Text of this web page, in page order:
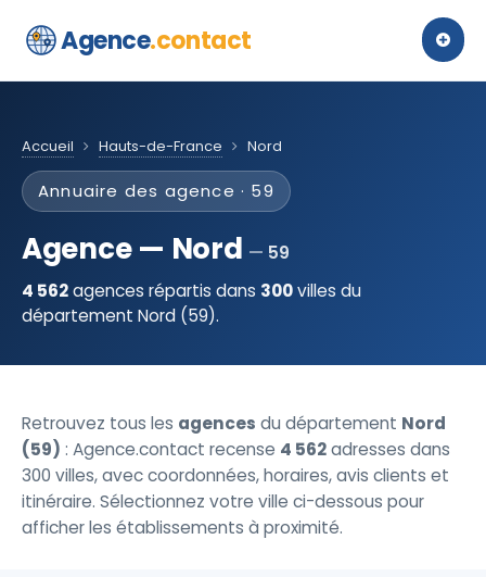
Agence.contact
Accueil Hauts-de-France Nord
Annuaire des agence · 59
Agence — Nord
59
4 562agences répartis dans 300villes du
département Nord (59).
Retrouvez tous les agences du département Nord
(59) : Agence.contact recense 4 562adresses dans
300 villes, avec coordonnées, horaires, avis clients et
itinéraire. Sélectionnez votre ville ci-dessous pour
afficher les établissements à proximité.